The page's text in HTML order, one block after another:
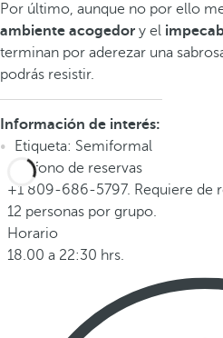
Por último, aunque no por ello
ambiente acogedor y el
terminan por aderezar una
podrás resistir.
Información de interés:
Etiqueta: Semiformal
Teléfono de reservas
+1 809-686-5797. Requiere de
12 personas por grupo.
Horario
18.00 a 22:30 hrs.